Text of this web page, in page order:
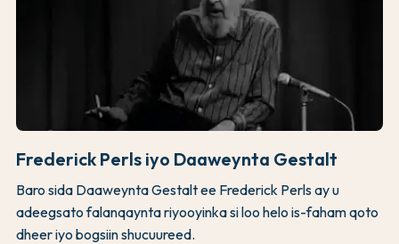
Frederick Perls iyo Daaweynta Gestalt
Baro sida Daaweynta Gestalt ee Frederick Perls ay u
adeegsato falanqaynta riyooyinka si loo helo is-faham qoto
dheer iyo bogsiin shucuureed.